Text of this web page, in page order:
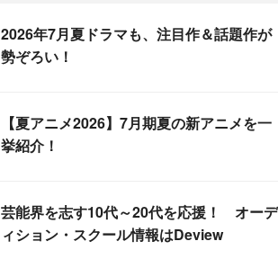
2026年7月夏ドラマも、注目作＆話題作が
勢ぞろい！
【夏アニメ2026】7月期夏の新アニメを一
挙紹介！
芸能界を志す10代～20代を応援！ オーデ
ィション・スクール情報はDeview